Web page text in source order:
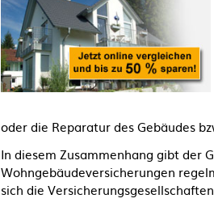
oder die Reparatur des Gebäudes
In diesem Zusammenhang gibt der
Wohngebäudeversicherungen
sich die